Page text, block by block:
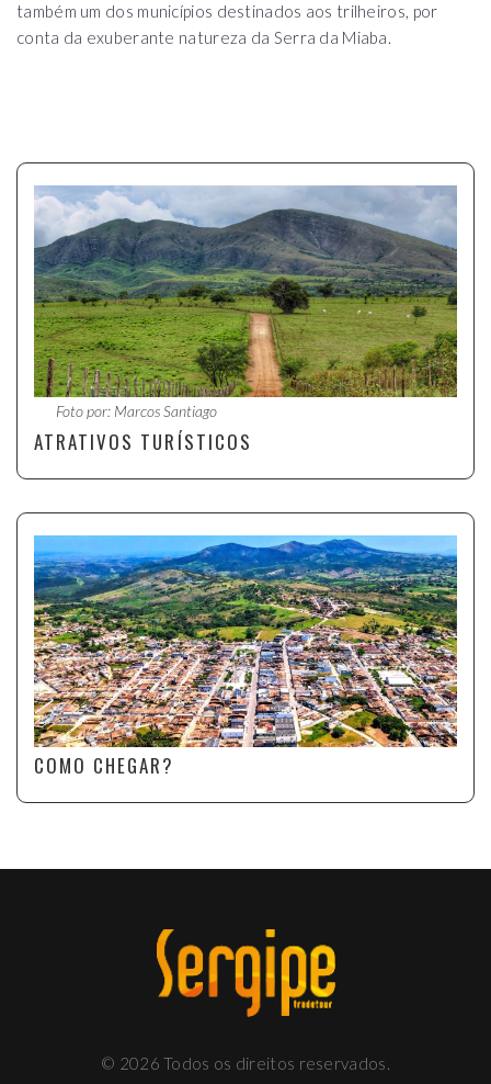
também um dos municípios destinados aos trilheiros, por
conta da exuberante natureza da Serra da Miaba.
Foto por: Marcos Santiago
ATRATIVOS TURÍSTICOS
COMO CHEGAR?
© 2026 Todos os direitos reservados.